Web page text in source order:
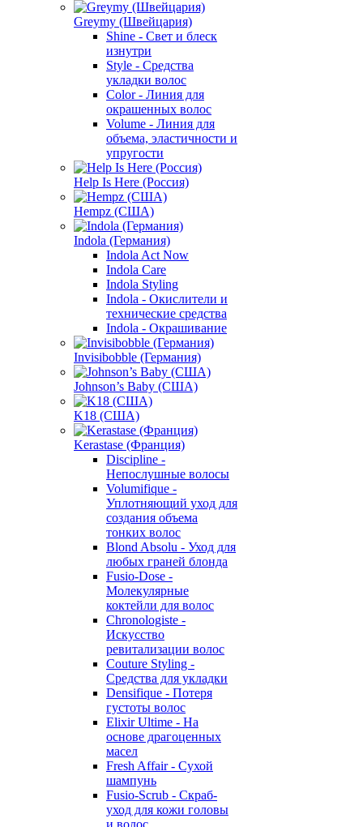
Greymy (Швейцария)
Shine - Свет и блеск
изнутри
Style - Средства
укладки волос
Color - Линия для
окрашенных волос
Volume - Линия для
объема, эластичности и
упругости
Help Is Here (Россия)
Hempz (США)
Indola (Германия)
Indola Act Now
Indola Care
Indola Styling
Indola - Окислители и
технические средства
Indola - Окрашивание
Invisibobble (Германия)
Johnson’s Baby (США)
K18 (США)
Kerastase (Франция)
Discipline -
Непослушные волосы
Volumifique -
Уплотняющий уход для
создания объема
тонких волос
Blond Absolu - Уход для
любых граней блонда
Fusio-Dose -
Молекулярные
коктейли для волос
Chronologiste -
Искусство
ревитализации волос
Couture Styling -
Средства для укладки
Densifique - Потеря
густоты волос
Elixir Ultime - На
основе драгоценных
масел
Fresh Affair - Сухой
шампунь
Fusio-Scrub - Скраб-
уход для кожи головы
и волос